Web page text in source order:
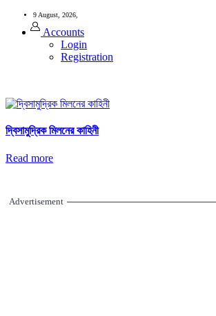
9 August, 2026,
Accounts
Login
Registration
দ্বিসামুদ্রিক মিলনের কাহিনী
Read more
Advertisement